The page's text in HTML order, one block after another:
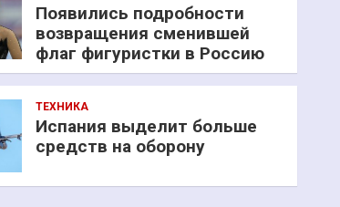
Появились подробности
возвращения сменившей
флаг фигуристки в Россию
ТЕХНИКА
Испания выделит больше
средств на оборону